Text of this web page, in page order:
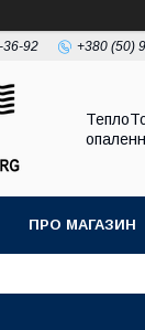
36-92 +380 (50)
ПРО МАГАЗИН